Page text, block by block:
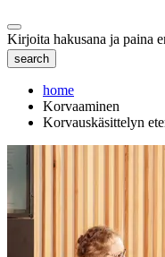
Kirjoita hakusana ja paina
home
Korvaaminen
Korvauskäsittelyn